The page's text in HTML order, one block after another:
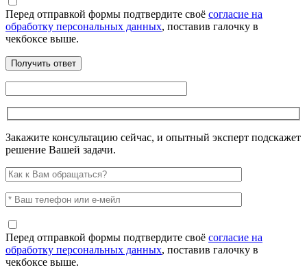
Перед отправкой формы подтвердите своё согласие на
обработку персональных данных, поставив галочку в
чекбоксе выше.
Закажите консультацию сейчас, и опытный эксперт подскажет
решение Вашей задачи.
Перед отправкой формы подтвердите своё согласие на
обработку персональных данных, поставив галочку в
чекбоксе выше.